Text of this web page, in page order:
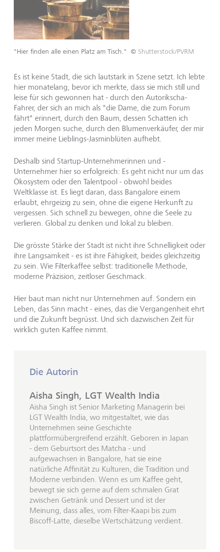
"Hier finden alle einen Platz am Tisch." © Shutterstock/PVRM
Es ist keine Stadt, die sich lautstark in Szene setzt. Ich lebte
hier monatelang, bevor ich merkte, dass sie mich still und
leise für sich gewonnen hat - durch den Autorikscha-
Fahrer, der sich an mich als "die Dame, die zum Forum
fährt" erinnert, durch den Baum, dessen Schatten ich
jeden Morgen suche, durch den Blumenverkäufer, der mir
immer meine Lieblings-Jasminblüten aufhebt.
Deshalb sind Startup-Unternehmerinnen und -
Unternehmer hier so erfolgreich: Es geht nicht nur um das
Ökosystem oder den Talentpool - obwohl beides
Weltklasse ist. Es liegt daran, dass Bangalore einem
erlaubt, ehrgeizig zu sein, ohne die eigene Herkunft zu
vergessen. Sich schnell zu bewegen, ohne die Seele zu
verlieren. Global zu denken und lokal zu bleiben.
Die grösste Stärke der Stadt ist nicht ihre Schnelligkeit oder
ihre Langsamkeit - es ist ihre Fähigkeit, beides gleichzeitig
zu sein. Wie Filterkaffee selbst: traditionelle Methode,
moderne Präzision, zeitloser Geschmack.
Hier baut man nicht nur Unternehmen auf. Sondern ein
Leben, das Sinn macht - eines, das die Vergangenheit ehrt
und die Zukunft begrüsst. Und sich dazwischen Zeit für
wirklich guten Kaffee nimmt.
Die Autorin
Aisha Singh, LGT Wealth India
Aisha Singh ist Senior Marketing Managerin bei
LGT Wealth India, wo mitgestaltet, wie das
Unternehmen seine Geschichte
plattformübergreifend erzählt. Geboren in Japan
- dem Geburtsort des Matcha - und
aufgewachsen in Bangalore, hat sie eine
natürliche Affinität zu Kulturen, die Tradition und
Moderne verbinden. Wenn es um Kaffee geht,
bewegt sie sich gerne auf dem schmalen Grat
zwischen Getränk und Dessert und ist der
Meinung, dass alles, vom Filter-Kaapi bis zum
Biscoff-Latte, dieselbe Wertschätzung verdient.